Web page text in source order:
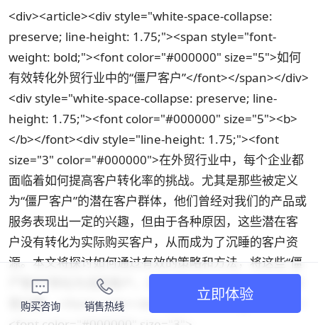
<div><article><div style="white-space-collapse:
preserve; line-height: 1.75;"><span style="font-
weight: bold;"><font color="#000000" size="5">如何
有效转化外贸行业中的“僵尸客户”</font></span></div>
<div style="white-space-collapse: preserve; line-
height: 1.75;"><font color="#000000" size="5"><b>
</b></font><div style="line-height: 1.75;"><font
size="3" color="#000000">在外贸行业中，每个企业都
面临着如何提高客户转化率的挑战。尤其是那些被定义
为“僵尸客户”的潜在客户群体，他们曾经对我们的产品或
服务表现出一定的兴趣，但由于各种原因，这些潜在客
户没有转化为实际购买客户，从而成为了沉睡的客户资
源。本文将探讨如何通过有效的策略和方法，将这些“僵
尸客户”转化为活跃客户，从而提高企业的客户转化率和
营业额。</font></div><div style="line-height: 1.75;">
购买咨询 销售热线
立即体验